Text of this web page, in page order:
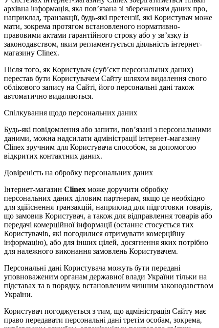
архівна інформація, яка пов’язана зі збереженням даних про,
наприклад, транзакції, будь-які претензії, які Користувач може
мати, зокрема протягом встановленого нормативно-
правовими актами гарантійного строку або у зв’язку із
законодавством, яким регламентується діяльність інтернет-
магазину Clinex.
Після того, як Користувач (суб’єкт персональних даних)
перестав бути Користувачем Сайту шляхом видалення свого
облікового запису на Сайті, його персональні дані також
автоматично видаляються.
Спілкування щодо персональних даних
Будь-які повідомлення або запити, пов’язані з персональними
даними, можна надсилати адміністрації інтернет-магазину
Clinex зручним для Користувача способом, за допомогою
відкритих контактних даних.
Довіреність на обробку персональних даних
Інтернет-магазин Clinex може доручити обробку
персональних даних діловим партнерам, якщо це необхідно
для здійснення транзакцій, наприклад для підготовки товарів,
що замовив Користувач, а також для відправлення товарів або
передачі комерційної інформації (останнє стосується тих
Користувачів, які погодилися отримувати комерційну
інформацію), або для інших цілей, досягнення яких потрібно
для належного виконання замовлень Користувачем.
Персональні дані Користувача можуть бути передані
уповноваженим органам державної влади України тільки на
підставах та в порядку, встановленим чинним законодавством
України.
Користувач погоджується з тим, що адміністрація Сайту має
право передавати персональні дані третім особам, зокрема,